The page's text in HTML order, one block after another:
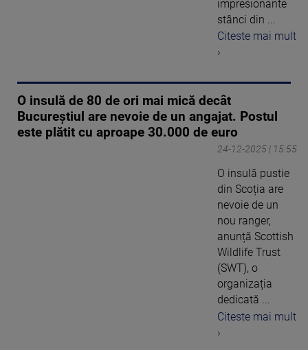
impresionante
stânci din ...
Citeste mai mult
›
O insulă de 80 de ori mai mică decât
Bucureștiul are nevoie de un angajat. Postul
este plătit cu aproape 30.000 de euro
24-12-2025 | 15:55
O insulă pustie
din Scoția are
nevoie de un
nou ranger,
anunță Scottish
Wildlife Trust
(SWT), o
organizația
dedicată ...
Citeste mai mult
›